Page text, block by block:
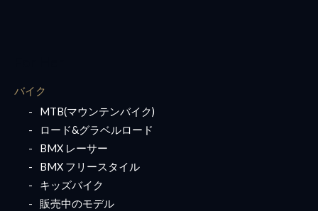
バイク
MTB(マウンテンバイク)
ロード&グラベルロード
BMX レーサー
BMX フリースタイル
キッズバイク
販売中のモデル